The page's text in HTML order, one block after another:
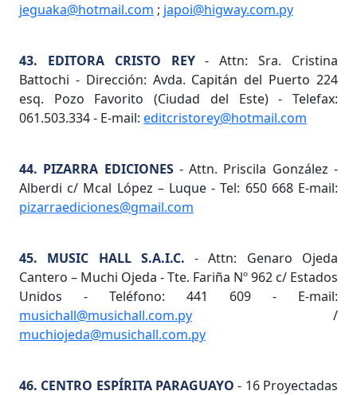
jeguaka@hotmail.com ; japoi@higway.com.py
43. EDITORA CRISTO REY- Attn: Sra. Cristina
Battochi - Dirección: Avda. Capitán del Puerto 224
esq. Pozo Favorito (Ciudad del Este) - Telefax:
061.503.334 - E-mail: editcristorey@hotmail.com
44. PIZARRA EDICIONES - Attn. Priscila González -
Alberdi c/ Mcal López – Luque - Tel: 650 668 E-mail:
pizarraediciones@gmail.com
45. MUSIC HALL S.A.I.C.- Attn: Genaro Ojeda
Cantero – Muchi Ojeda - Tte. Fariña Nº 962 c/ Estados
Unidos - Teléfono: 441 609 - E-mail:
musichall@musichall.com.py /
muchiojeda@musichall.com.py
46. CENTRO ESPÍRITA PARAGUAYO- 16 Proyectadas